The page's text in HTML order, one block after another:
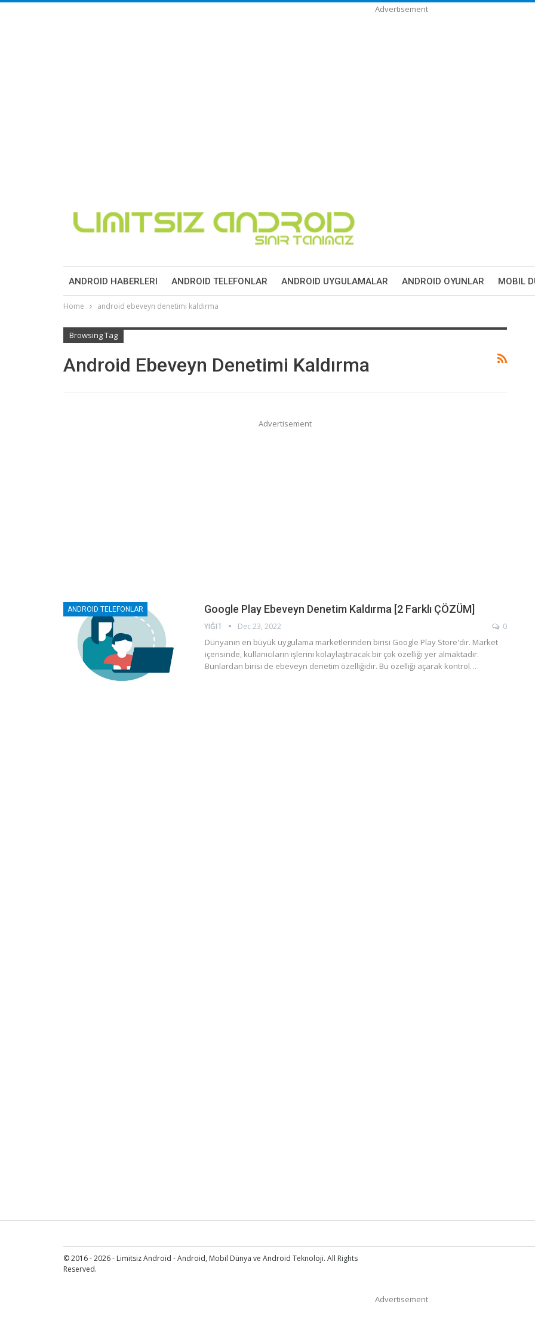
Advertisement
ANDROID HABERLERI ANDROID TELEFONLAR ANDROID UYGULAMALAR ANDROID OYUNLAR MOBIL
Home android ebeveyn denetimi kaldırma
Browsing Tag
Android Ebeveyn Denetimi Kaldırma
Advertisement
ANDROID TELEFONLAR Google Play Ebeveyn Denetim Kaldırma [2 Farklı ÇÖZÜM]
YIĞIT Dec 23, 2022 0
Dünyanın en büyük uygulama marketlerinden birisi Google Play Store'dir. Market
içerisinde, kullanıcıların işlerini kolaylaştıracak bir çok özelliği yer almaktadır.
Bunlardan birisi de ebeveyn denetim özelliğidir. Bu özelliği açarak kontrol…
© 2016 - 2026 - Limitsiz Android - Android, Mobil Dünya ve Android Teknoloji. All Rights
Reserved.
Advertisement